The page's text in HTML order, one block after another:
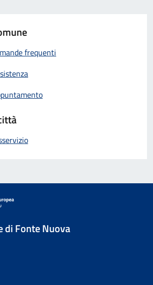
frequenti
di Fonte Nuova